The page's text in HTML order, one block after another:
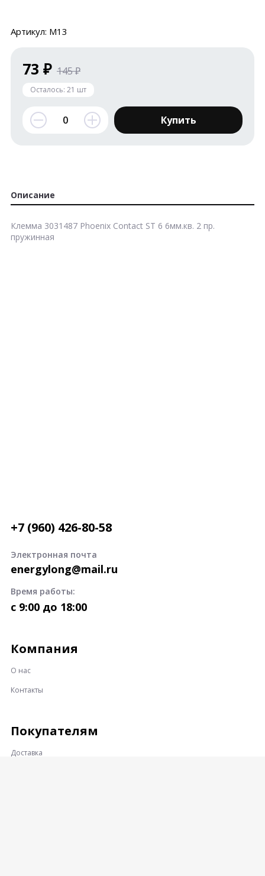
Артикул: М13
73 ₽ 145 ₽
Осталось: 21 шт
Купить
Описание
Клемма 3031487 Phoenix Contact ST 6 6мм.кв. 2 пр.
пружинная
+7 (960) 426-80-58
Электронная почта
energylong@mail.ru
Время работы:
c 9:00 до 18:00
Компания
О нас
Контакты
Покупателям
Доставка